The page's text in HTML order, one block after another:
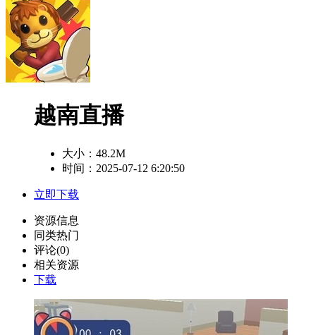
越南直播
大小： 48.2M
时间：2025-07-12 6:20:50
立即下载
资源信息
同类热门
评论(0)
相关资源
下载